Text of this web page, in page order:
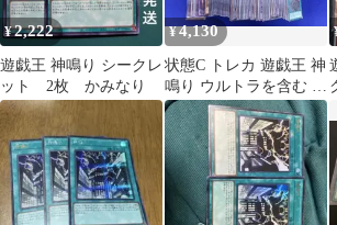
¥2,222
遊戯王 神鳴り シークレ
ット 2枚 かみなり
¥4,130
状態C トレカ 遊戯王 神
鳴り ウルトラを含む 光
り物 300枚以上まとめ